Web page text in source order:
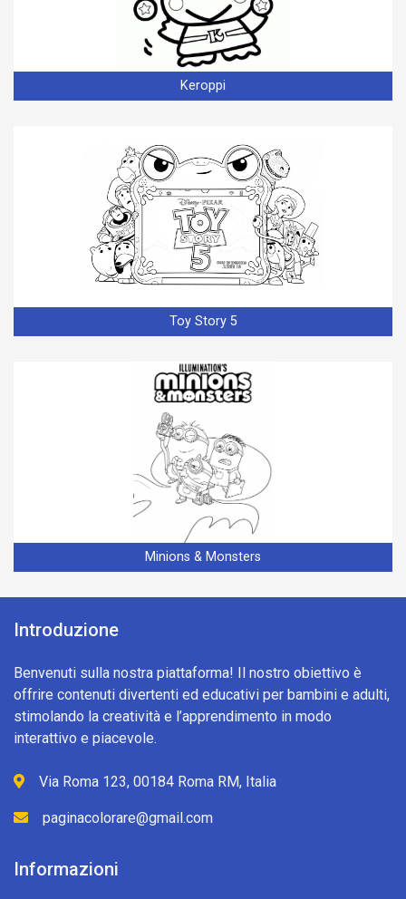
Keroppi
Toy Story 5
Minions & Monsters
Introduzione
Benvenuti sulla nostra piattaforma! Il nostro obiettivo è
offrire contenuti divertenti ed educativi per bambini e adulti,
stimolando la creatività e l’apprendimento in modo
interattivo e piacevole.
Via Roma 123, 00184 Roma RM, Italia
paginacolorare@gmail.com
Informazioni